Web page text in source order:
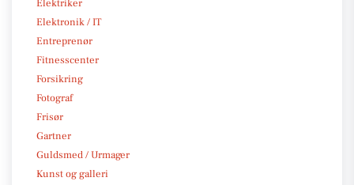
Elektriker
Elektronik / IT
Entreprenør
Fitnesscenter
Forsikring
Fotograf
Frisør
Gartner
Guldsmed / Urmager
Kunst og galleri